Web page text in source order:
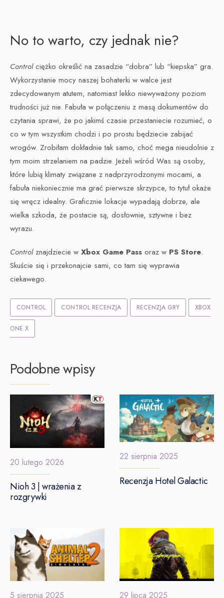
No to warto, czy jednak nie?
Controlciężko określić na zasadzie “dobra” lub “kiepska” gra.
Wykorzystanie mocy naszej bohaterki w walce jest
zdecydowanym atutem, natomiast lekko niewyważony poziom
trudności już nie. Fabuła w połączeniu z masą dokumentów do
czytania sprawi, że po jakimś czasie przestaniecie rozumieć, o
co w tym wszystkim chodzi i po prostu będziecie zabijać
wrogów. Zrobiłam dokładnie tak samo, choć mega nieudolnie z
tym moim strzelaniem na padzie. Jeżeli wśród Was są osoby,
które lubią klimaty związane z nadprzyrodzonymi mocami, a
fabuła niekoniecznie ma grać pierwsze skrzypce, to tytuł okaże
się wręcz idealny. Graficznie lokacje wypadają dobrze, ale
wielka szkoda, że postacie są, dosłownie, sztywne i bez
wyrazu.
Controlznajdziecie w Xbox Game Pass oraz w PS Store.
Skuście się i przekonajcie sami, co tam się wyprawia
ciekawego.
CONTROL CONTROL RECENZJA RECENZJA GRY XBOX
ONE X
Podobne wpisy
20 lutego 2026
Nioh 3 | wrażenia z
rozgrywki
22 sierpnia 2025
Recenzja Hotel Galactic
5 sierpnia 2025 29 lipca 2025